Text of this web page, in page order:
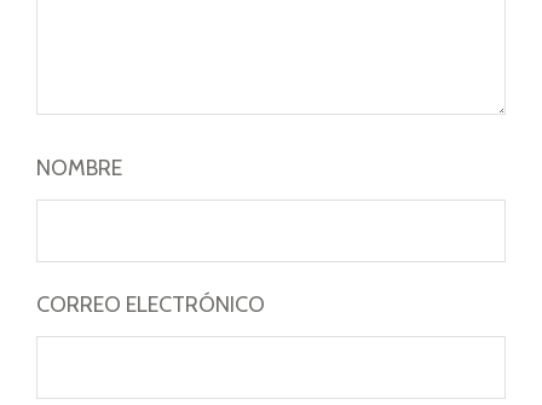
NOMBRE
CORREO ELECTRÓNICO